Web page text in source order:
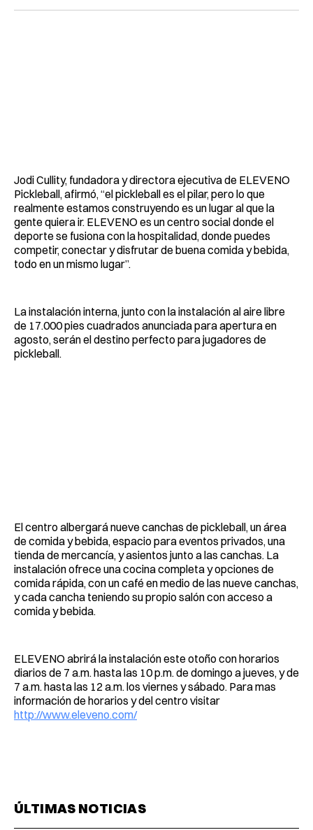
Jodi Cullity, fundadora y directora ejecutiva de ELEVENO
Pickleball, afirmó, “el pickleball es el pilar, pero lo que
realmente estamos construyendo es un lugar al que la
gente quiera ir. ELEVENO es un centro social donde el
deporte se fusiona con la hospitalidad, donde puedes
competir, conectar y disfrutar de buena comida y bebida,
todo en un mismo lugar”.
La instalación interna, junto con la instalación al aire libre
de 17.000 pies cuadrados anunciada para apertura en
agosto, serán el destino perfecto para jugadores de
pickleball.
El centro albergará nueve canchas de pickleball, un área
de comida y bebida, espacio para eventos privados, una
tienda de mercancía, y asientos junto a las canchas. La
instalación ofrece una cocina completa y opciones de
comida rápida, con un café en medio de las nueve canchas,
y cada cancha teniendo su propio salón con acceso a
comida y bebida.
ELEVENO abrirá la instalación este otoño con horarios
diarios de 7 a.m. hasta las 10 p.m. de domingo a jueves, y de
7 a.m. hasta las 12 a.m. los viernes y sábado. Para mas
información de horarios y del centro visitar
http://www.eleveno.com/
ÚLTIMAS NOTICIAS